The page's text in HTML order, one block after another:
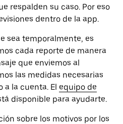
respalden su caso. Por eso
dentro de la app.
sea temporalmente, es
cada reporte de manera
que enviemos al
las medidas necesarias
a la cuenta. El equipo de
disponible para ayudarte.
sobre los motivos por los